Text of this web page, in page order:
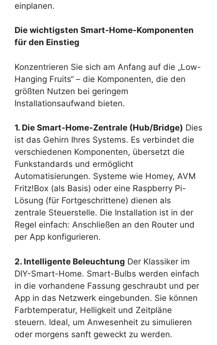
einplanen.
Die wichtigsten Smart-Home-Komponenten
für den Einstieg
Konzentrieren Sie sich am Anfang auf die „Low-
Hanging Fruits“ – die Komponenten, die den
größten Nutzen bei geringem
Installationsaufwand bieten.
1. Die Smart-Home-Zentrale (Hub/Bridge) Dies
ist das Gehirn Ihres Systems. Es verbindet die
verschiedenen Komponenten, übersetzt die
Funkstandards und ermöglicht
Automatisierungen. Systeme wie Homey, AVM
Fritz!Box (als Basis) oder eine Raspberry Pi-
Lösung (für Fortgeschrittene) dienen als
zentrale Steuerstelle. Die Installation ist in der
Regel einfach: Anschließen an den Router und
per App konfigurieren.
2. Intelligente Beleuchtung Der Klassiker im
DIY-Smart-Home. Smart-Bulbs werden einfach
in die vorhandene Fassung geschraubt und per
App in das Netzwerk eingebunden. Sie können
Farbtemperatur, Helligkeit und Zeitpläne
steuern. Ideal, um Anwesenheit zu simulieren
oder morgens sanft geweckt zu werden.